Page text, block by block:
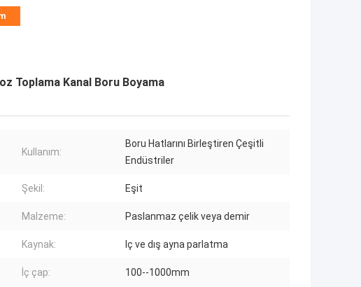
Toplama Kanal Boru Boyama
Kullanım:
Boru Hatlarını Birleştiren Çeşitli
Endüstriler
Şekil: Eşit
Malzeme: Paslanmaz çelik veya demir
Kaynak: Iç ve dış ayna parlatma
İç çap: 100--1000mm